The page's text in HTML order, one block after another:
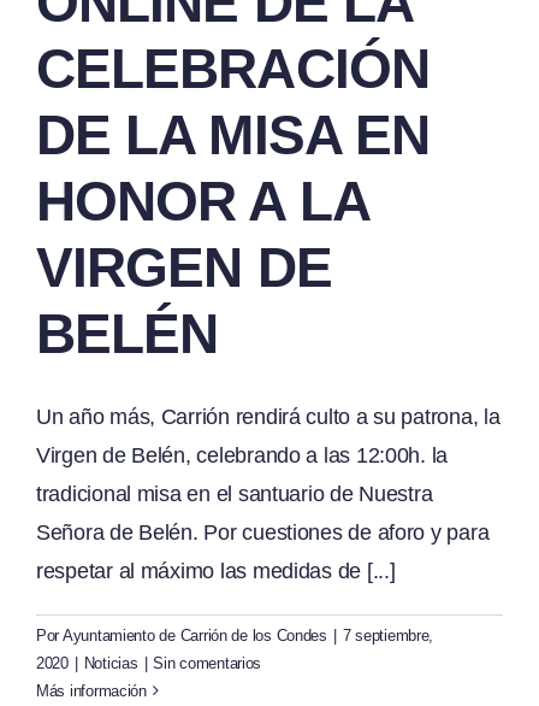
CELEBRACIÓN
DE LA MISA EN
HONOR A LA
VIRGEN DE
BELÉN
Un año más, Carrión rendirá culto a su patrona, la
Virgen de Belén, celebrando a las 12:00h. la
tradicional misa en el santuario de Nuestra
Señora de Belén. Por cuestiones de aforo y para
respetar al máximo las medidas de [...]
Por Ayuntamiento de Carrión de los Condes
7 septiembre,
2020
Noticias
Sin comentarios
Más información